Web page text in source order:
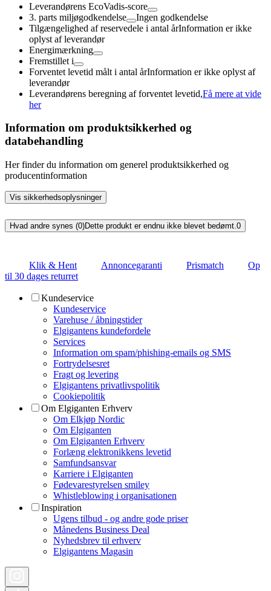
Leverandørens EcoVadis-score
3. parts miljøgodkendelse
Ingen godkendelse
Tilgængelighed af reservedele i antal årInformation er ikke
oplyst af leverandør
Energimærkning
Fremstillet i
Forventet levetid målt i antal årInformation er ikke oplyst af
leverandør
Leverandørens beregning af forventet levetid,Få mere at vide
her
Information om produktsikkerhed og
databehandling
Her finder du information om generel produktsikkerhed og
producentinformation
Vis sikkerhedsoplysninger
Hvad andre synes (0)Dette produkt er endnu ikke blevet bedømt. 0
Klik & Hent Annoncegaranti Prismatch
Op
til 30 dages returret
Kundeservice
Kundeservice
Varehuse / åbningstider
Elgigantens kundefordele
Services
Information om spam/phishing-emails og SMS
Fortrydelsesret
Fragt og levering
Elgigantens privatlivspolitik
Cookiepolitik
Om Elgiganten Erhverv
Om Elkjøp Nordic
Om Elgiganten
Om Elgiganten Erhverv
Forlæng elektronikkens levetid
Samfundsansvar
Karriere i Elgiganten
Fødevarestyrelsen smiley
Whistleblowing i organisationen
Inspiration
Ugens tilbud - og andre gode priser
Månedens Business Deal
Nyhedsbrev til erhverv
Elgigantens Magasin